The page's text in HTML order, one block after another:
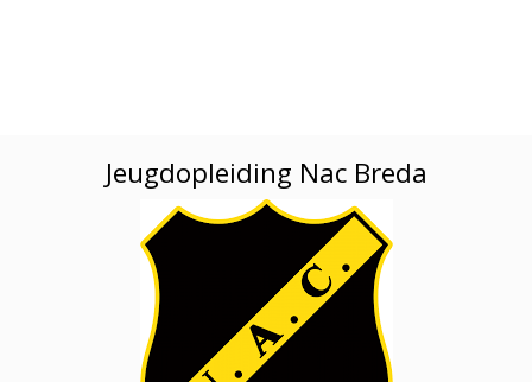
Jeugdopleiding Nac Breda